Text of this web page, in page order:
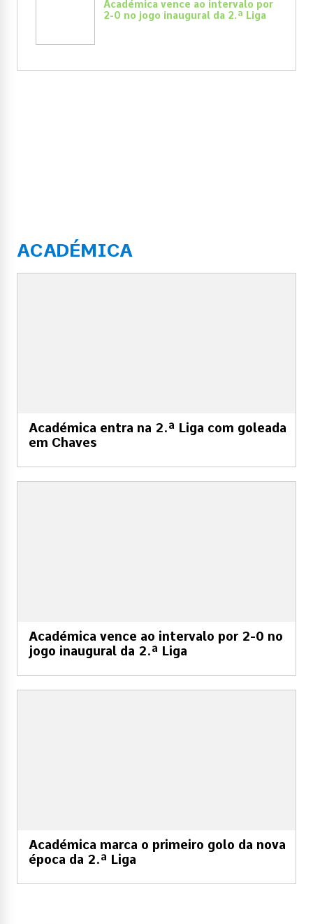
Académica vence ao intervalo por
2-0 no jogo inaugural da 2.ª Liga
ACADÉMICA
Académica entra na 2.ª Liga com goleada
em Chaves
Académica vence ao intervalo por 2-0 no
jogo inaugural da 2.ª Liga
Académica marca o primeiro golo da nova
época da 2.ª Liga